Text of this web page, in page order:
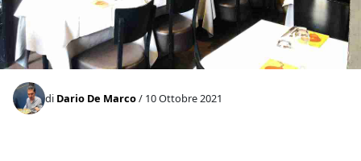
di Dario De Marco/ 10 Ottobre 2021